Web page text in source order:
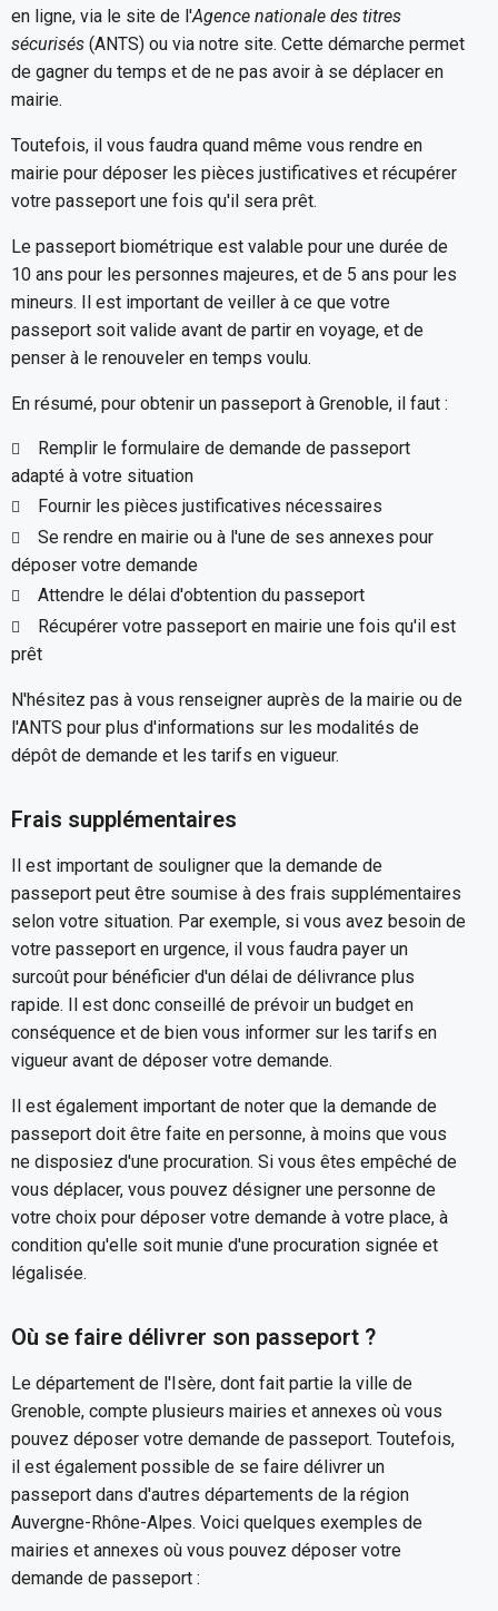
en ligne, via le site de l'Agence nationale des titres
sécurisés (ANTS) ou via notre site. Cette démarche permet
de gagner du temps et de ne pas avoir à se déplacer en
mairie.
Toutefois, il vous faudra quand même vous rendre en
mairie pour déposer les pièces justificatives et récupérer
votre passeport une fois qu'il sera prêt.
Le passeport biométrique est valable pour une durée de
10 ans pour les personnes majeures, et de 5 ans pour les
mineurs. Il est important de veiller à ce que votre
passeport soit valide avant de partir en voyage, et de
penser à le renouveler en temps voulu.
En résumé, pour obtenir un passeport à Grenoble, il faut :
Remplir le formulaire de demande de passeport
adapté à votre situation
Fournir les pièces justificatives nécessaires
Se rendre en mairie ou à l'une de ses annexes pour
déposer votre demande
Attendre le délai d'obtention du passeport
Récupérer votre passeport en mairie une fois qu'il est
prêt
N'hésitez pas à vous renseigner auprès de la mairie ou de
l'ANTS pour plus d'informations sur les modalités de
dépôt de demande et les tarifs en vigueur.
Frais supplémentaires
Il est important de souligner que la demande de
passeport peut être soumise à des frais supplémentaires
selon votre situation. Par exemple, si vous avez besoin de
votre passeport en urgence, il vous faudra payer un
surcoût pour bénéficier d'un délai de délivrance plus
rapide. Il est donc conseillé de prévoir un budget en
conséquence et de bien vous informer sur les tarifs en
vigueur avant de déposer votre demande.
Il est également important de noter que la demande de
passeport doit être faite en personne, à moins que vous
ne disposiez d'une procuration. Si vous êtes empêché de
vous déplacer, vous pouvez désigner une personne de
votre choix pour déposer votre demande à votre place, à
condition qu'elle soit munie d'une procuration signée et
légalisée.
Où se faire délivrer son passeport ?
Le département de l'Isère, dont fait partie la ville de
Grenoble, compte plusieurs mairies et annexes où vous
pouvez déposer votre demande de passeport. Toutefois,
il est également possible de se faire délivrer un
passeport dans d'autres départements de la région
Auvergne-Rhône-Alpes. Voici quelques exemples de
mairies et annexes où vous pouvez déposer votre
demande de passeport :